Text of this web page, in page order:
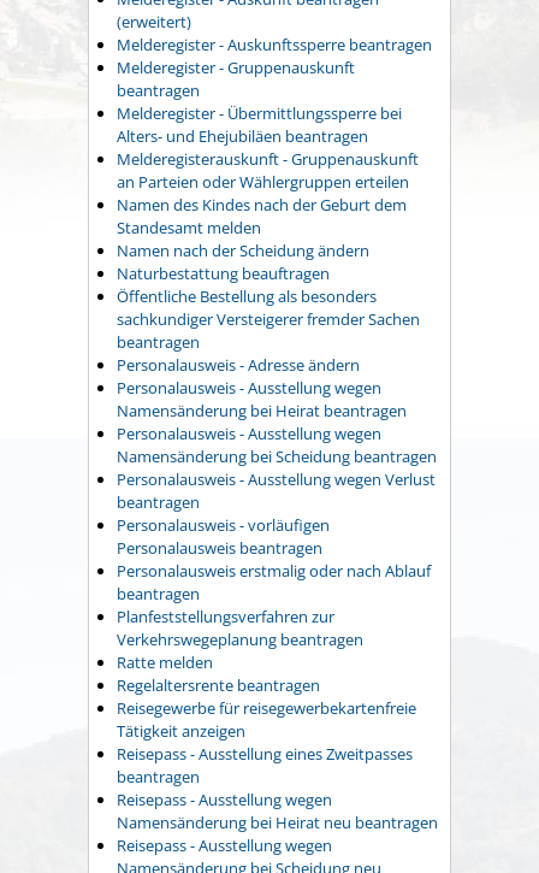
(erweitert)
Melderegister - Auskunftssperre beantragen
Melderegister - Gruppenauskunft
beantragen
Melderegister - Übermittlungssperre bei
Alters- und Ehejubiläen beantragen
Melderegisterauskunft - Gruppenauskunft
an Parteien oder Wählergruppen erteilen
Namen des Kindes nach der Geburt dem
Standesamt melden
Namen nach der Scheidung ändern
Naturbestattung beauftragen
Öffentliche Bestellung als besonders
sachkundiger Versteigerer fremder Sachen
beantragen
Personalausweis - Adresse ändern
Personalausweis - Ausstellung wegen
Namensänderung bei Heirat beantragen
Personalausweis - Ausstellung wegen
Namensänderung bei Scheidung beantragen
Personalausweis - Ausstellung wegen Verlust
beantragen
Personalausweis - vorläufigen
Personalausweis beantragen
Personalausweis erstmalig oder nach Ablauf
beantragen
Planfeststellungsverfahren zur
Verkehrswegeplanung beantragen
Ratte melden
Regelaltersrente beantragen
Reisegewerbe für reisegewerbekartenfreie
Tätigkeit anzeigen
Reisepass - Ausstellung eines Zweitpasses
beantragen
Reisepass - Ausstellung wegen
Namensänderung bei Heirat neu beantragen
Reisepass - Ausstellung wegen
Namensänderung bei Scheidung neu